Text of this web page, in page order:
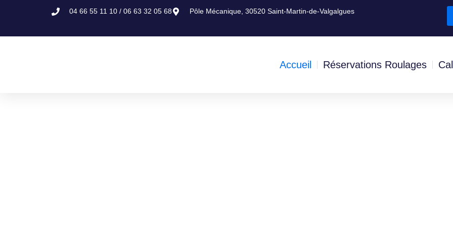
04 66 55 11 10 / 06 63 32 05 68 Pôle Mécanique, 30520 Saint-Martin-de-Valgalgues
Accueil Réservations Roulages